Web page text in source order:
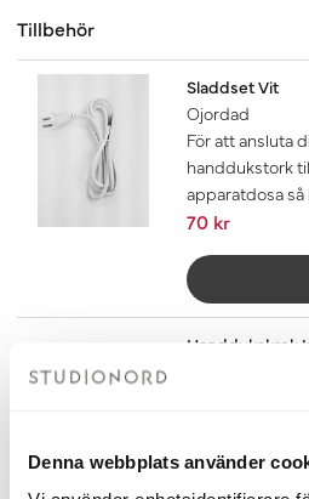
Denna webbplats använder
Tillbehör
Sladdset Vit
Ojordad
För att ansluta
handdukstork
apparatdosa
70 kr
Handdukskrok
En krok på
snabbare om